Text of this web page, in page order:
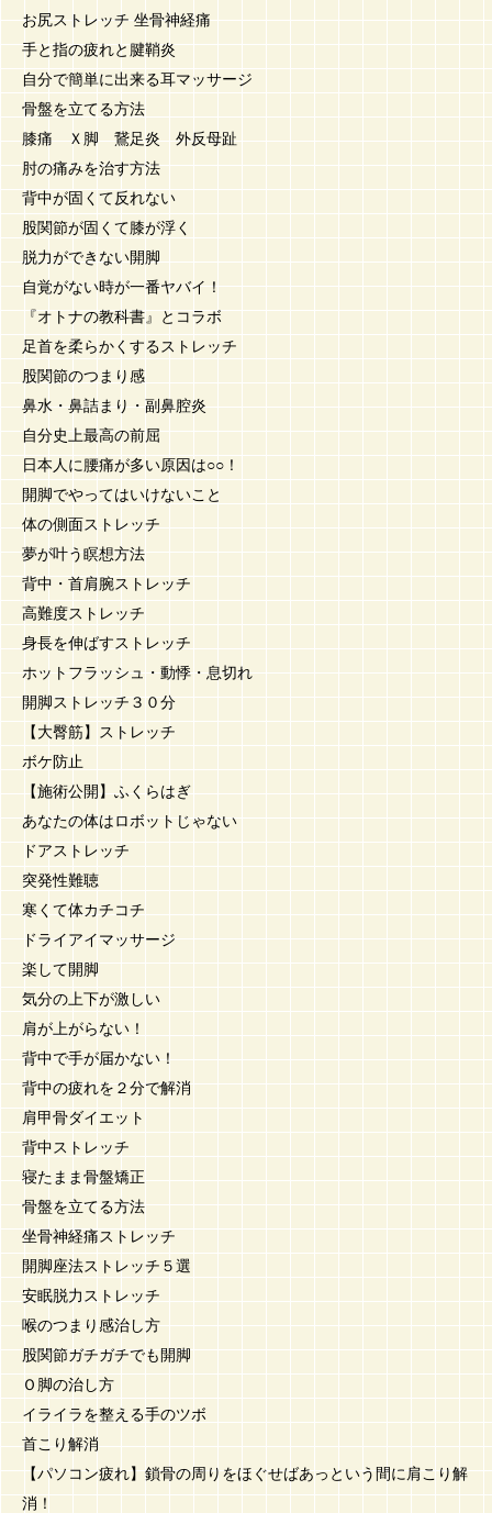
お尻ストレッチ 坐骨神経痛
手と指の疲れと腱鞘炎
自分で簡単に出来る耳マッサージ
骨盤を立てる方法
膝痛 Ｘ脚 鵞足炎 外反母趾
肘の痛みを治す方法
背中が固くて反れない
股関節が固くて膝が浮く
脱力ができない開脚
自覚がない時が一番ヤバイ！
『オトナの教科書』とコラボ
足首を柔らかくするストレッチ
股関節のつまり感
鼻水・鼻詰まり・副鼻腔炎
自分史上最高の前屈
日本人に腰痛が多い原因は○○！
開脚でやってはいけないこと
体の側面ストレッチ
夢が叶う瞑想方法
背中・首肩腕ストレッチ
高難度ストレッチ
身長を伸ばすストレッチ
ホットフラッシュ・動悸・息切れ
開脚ストレッチ３０分
【大臀筋】ストレッチ
ボケ防止
【施術公開】ふくらはぎ
あなたの体はロボットじゃない
ドアストレッチ
突発性難聴
寒くて体カチコチ
ドライアイマッサージ
楽して開脚
気分の上下が激しい
肩が上がらない！
背中で手が届かない！
背中の疲れを２分で解消
肩甲骨ダイエット
背中ストレッチ
寝たまま骨盤矯正
骨盤を立てる方法
坐骨神経痛ストレッチ
開脚座法ストレッチ５選
安眠脱力ストレッチ
喉のつまり感治し方
股関節ガチガチでも開脚
Ｏ脚の治し方
イライラを整える手のツボ
首こり解消
【パソコン疲れ】鎖骨の周りをほぐせばあっという間に肩こり解
消！